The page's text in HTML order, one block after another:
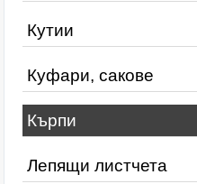
Кутии
Куфари, сакове
Кърпи
Лепящи листчета